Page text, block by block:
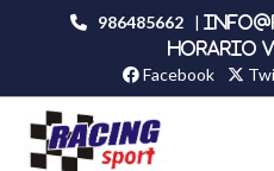
986485662 |
HORARIO
Facebook